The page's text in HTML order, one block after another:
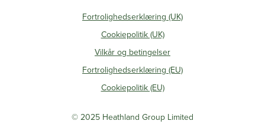
Fortrolighedserklæring (UK)
Cookiepolitik (UK)
Vilkår og betingelser
Fortrolighedserklæring (EU)
Cookiepolitik (EU)
© 2025 Heathland Group Limited